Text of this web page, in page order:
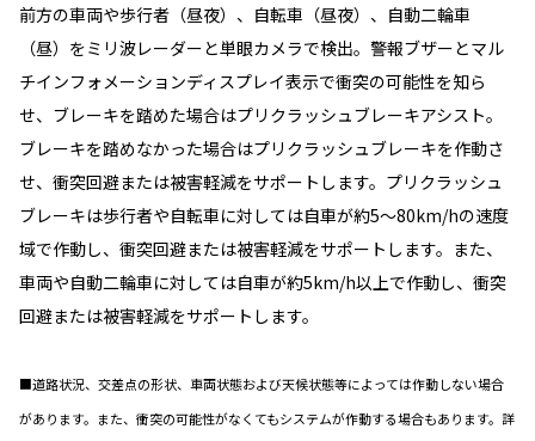
前方の車両や歩行者（昼夜）、自転車（昼夜）、自動二輪車
（昼）をミリ波レーダーと単眼カメラで検出。警報ブザーとマル
チインフォメーションディスプレイ表示で衝突の可能性を知ら
せ、ブレーキを踏めた場合はプリクラッシュブレーキアシスト。
ブレーキを踏めなかった場合はプリクラッシュブレーキを作動さ
せ、衝突回避または被害軽減をサポートします。プリクラッシュ
ブレーキは歩行者や自転車に対しては自車が約5〜80km/hの速度
域で作動し、衝突回避または被害軽減をサポートします。また、
車両や自動二輪車に対しては自車が約5km/h以上で作動し、衝突
回避または被害軽減をサポートします。
■道路状況、交差点の形状、車両状態および天候状態等によっては作動しない場合
があります。また、衝突の可能性がなくてもシステムが作動する場合もあります。詳